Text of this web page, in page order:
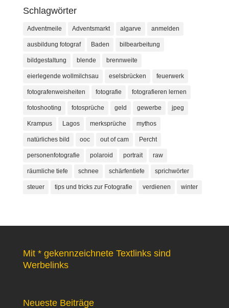
Schlagwörter
Adventmeile Adventsmarkt algarve anmelden
ausbildung fotograf Baden bilbearbeitung
bildgestaltung blende brennweite
eierlegende wollmilchsau eselsbrücken feuerwerk
fotografenweisheiten fotografie fotografieren lernen
fotoshooting fotosprüche geld gewerbe jpeg
Krampus Lagos merksprüche mythos
natürliches bild ooc out of cam Percht
personenfotografie polaroid portrait raw
räumliche tiefe schnee schärfentiefe sprichwörter
steuer tips und tricks zur Fotografie verdienen winter
Mit * gekennzeichnete Textlinks sind
Werbelinks
Neueste Beiträge